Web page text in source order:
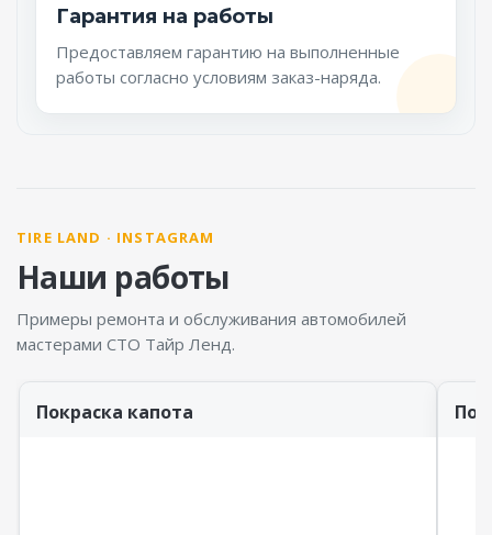
Гарантия на работы
Предоставляем гарантию на выполненные
работы согласно условиям заказ-наряда.
TIRE LAND · INSTAGRAM
Наши работы
Примеры ремонта и обслуживания автомобилей
мастерами СТО Тайр Ленд.
Покраска капота